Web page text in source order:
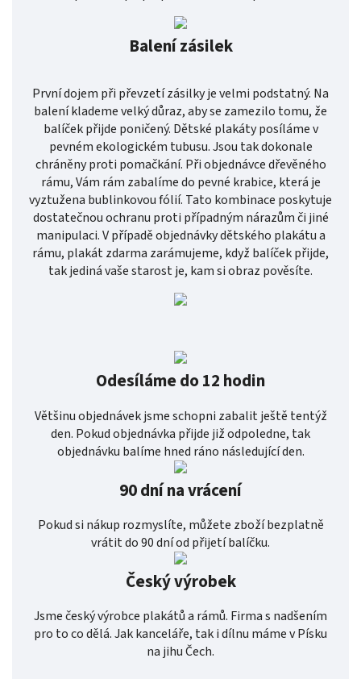
Balení zásilek
První dojem při převzetí zásilky je velmi podstatný. Na
balení klademe velký důraz, aby se zamezilo tomu, že
balíček přijde poničený. Dětské plakáty posíláme v
pevném ekologickém tubusu. Jsou tak dokonale
chráněny proti pomačkání. Při objednávce dřevěného
rámu, Vám rám zabalíme do pevné krabice, která je
vyztužena bublinkovou fólií. Tato kombinace poskytuje
dostatečnou ochranu proti případným nárazům či jiné
manipulaci. V případě objednávky dětského plakátu a
rámu, plakát zdarma zarámujeme, když balíček přijde,
tak jediná vaše starost je, kam si obraz pověsíte.
Odesíláme do 12 hodin
Většinu objednávek jsme schopni zabalit ještě tentýž
den. Pokud objednávka přijde již odpoledne, tak
objednávku balíme hned ráno následující den.
90 dní na vrácení
Pokud si nákup rozmyslíte, můžete zboží bezplatně
vrátit do 90 dní od přijetí balíčku.
Český výrobek
Jsme český výrobce plakátů a rámů. Firma s nadšením
pro to co dělá. Jak kanceláře, tak i dílnu máme v Písku
na jihu Čech.